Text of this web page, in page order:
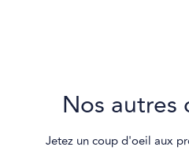
Nos autres
Jetez un coup d'oeil aux